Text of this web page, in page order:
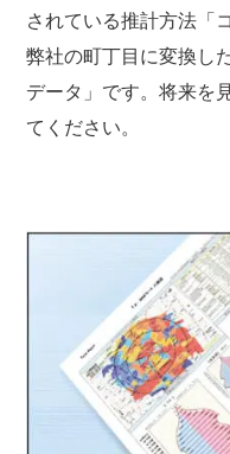
されている推計方法「
弊社の町丁目に変換し
データ」です。将来を
てください。